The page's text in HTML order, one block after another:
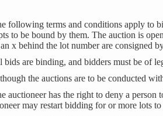
following terms and conditions apply to
to be bound by them. The auction is
x behind the lot number are consigned
bids are binding, and bidders must be of
the auctions are to be conducted
auctioneer has the right to deny a
may restart bidding for or more lots to